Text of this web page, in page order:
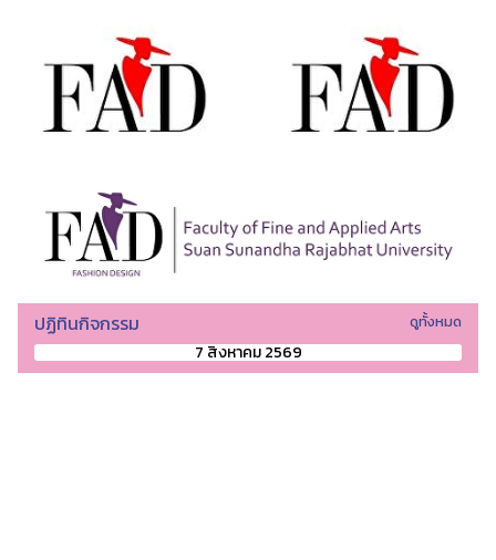
ปฏิทินกิจกรรม ดูทั้งหมด
7 สิงหาคม 2569